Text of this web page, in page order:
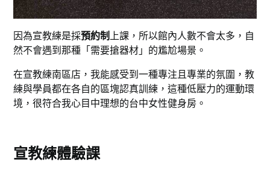
因為宣教練是採預約制 上課，所以館內人數不會太多，自
然不會遇到那種「需要搶器材」的尷尬場景。
在宣教練南區店，我能感受到一種專注且專業的氛圍，教
練與學員都在各自的區塊認真訓練，這種低壓力的運動環
境，很符合我心目中理想的台中女性健身房。
宣教練體驗課